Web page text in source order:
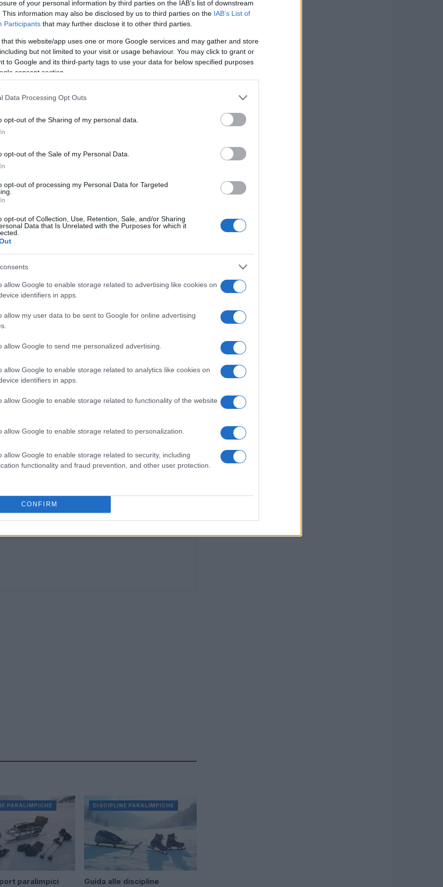
of your personal information by third parties on the IAB’s list of downstream
This information may also be disclosed by us to third parties on the IAB’s List of
Participants that may further disclose it to other third parties.
that this website/app uses one or more Google services and may gather and store
but not limited to your visit or usage behaviour. You may click to grant or
to Google and its third-party tags to use your data for below specified purposes
consent section.
Data Processing Opt Outs
opt-out of the Sharing of my personal data.
opt-out of the Sale of my Personal Data.
opt-out of processing my Personal Data for Targeted
opt-out of Collection, Use, Retention, Sale, and/or Sharing
Data that Is Unrelated with the Purposes for which it
allow Google to enable storage related to advertising like cookies on
identifiers in apps.
allow my user data to be sent to Google for online advertising
allow Google to send me personalized advertising.
allow Google to enable storage related to analytics like cookies on
identifiers in apps.
allow Google to enable storage related to functionality of the website
allow Google to enable storage related to personalization.
allow Google to enable storage related to security, including
functionality and fraud prevention, and other user protection.
CONFIRM
le ha permesso di ambire al podio.
il sogno di una medaglia iridata è
ha effettuato un ultimo giro
al secondo posto. Questo episodio ha
della gara, ma anche la resilienza
la calma e la concentrazione nonostante la
ha espresso la sua soddisfazione per la
le difficoltà iniziali, sia riuscita a trovare il
sull’andamento della stagione, evidenziando
rispetto al precedente. Dopo un inizio
ritrovato la forma proprio in occasione di
e il duro lavoro possono portare a
Folie si sente pronta a dare il massimo, anche
sarà assegnata. La sua determinazione e il
per tutti gli appassionati di sport e per i
traguardi importanti.
PARALIMPICHE
paralimpici
DISCIPLINE PARALIMPICHE
Guida alle discipline